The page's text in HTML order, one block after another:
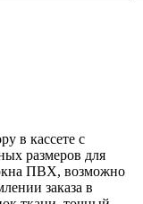
в кассете с
размеров для
ПВХ, возможно
заказа в